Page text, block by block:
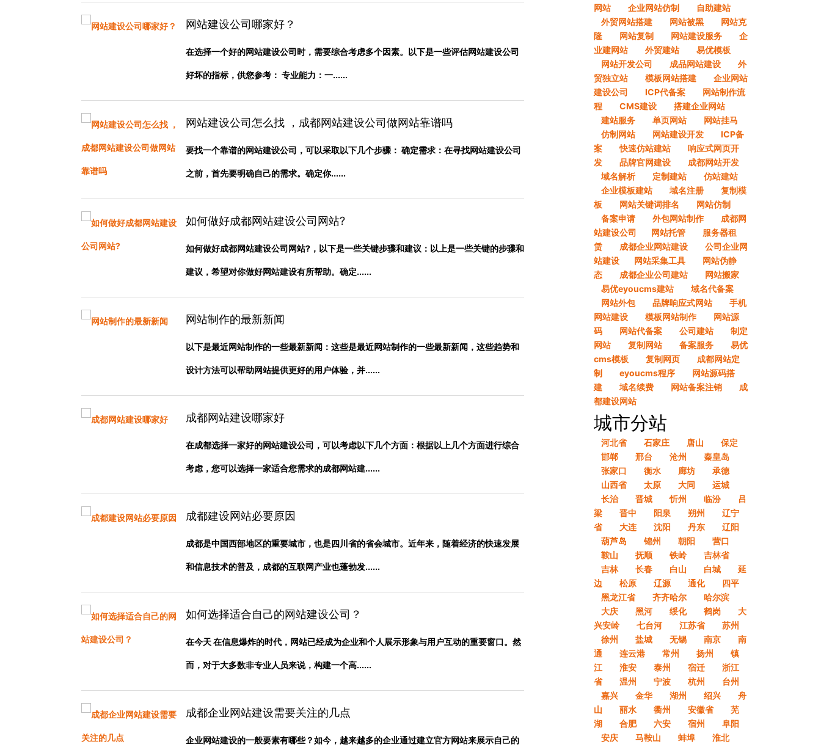
网站建设公司哪家好？
在选择一个好的网站建设公司时，需要综合考虑多个因素。以下是一些评估网站建设公司
好坏的指标，供您参考： 专业能力：一......
网站建设公司怎么找 ，成都网站建设公司做网站靠谱吗
要找一个靠谱的网站建设公司，可以采取以下几个步骤： 确定需求：在寻找网站建设公司
之前，首先要明确自己的需求。确定你......
如何做好成都网站建设公司网站?
如何做好成都网站建设公司网站?，以下是一些关键步骤和建议：以上是一些关键的步骤和
建议，希望对你做好网站建设有所帮助。确定......
网站制作的最新新闻
以下是最近网站制作的一些最新新闻：这些是最近网站制作的一些最新新闻，这些趋势和
设计方法可以帮助网站提供更好的用户体验，并......
成都网站建设哪家好
在成都选择一家好的网站建设公司，可以考虑以下几个方面：根据以上几个方面进行综合
考虑，您可以选择一家适合您需求的成都网站建......
成都建设网站必要原因
成都是中国西部地区的重要城市，也是四川省的省会城市。近年来，随着经济的快速发展
和信息技术的普及，成都的互联网产业也蓬勃发......
如何选择适合自己的网站建设公司？
在今天 在信息爆炸的时代，网站已经成为企业和个人展示形象与用户互动的重要窗口。然
而，对于大多数非专业人员来说，构建一个高......
成都企业网站建设需要关注的几点
企业网站建设的一般要素有哪些？如今，越来越多的企业通过建立官方网站来展示自己的
网站
企业网站仿制
自助建站
外贸网站搭建
网站被黑
网站克
隆
网站复制 网站建设服务
企
业建网站
外贸建站
易优模板
网站开发公司
成品网站建设
外
贸独立站
模板网站搭建
企业网站
建设公司
ICP代备案
网站制作流
程
CMS建设
搭建企业网站
建站服务
单页网站
网站挂马
仿制网站
网站建设开发
ICP备
案
快速仿站建站
响应式网页开
发
品牌官网建设
成都网站开发
域名解析
定制建站
仿站建站
企业模板建站
域名注册
复制模
板
网站关键词排名
网站仿制
备案申请
外包网站制作
成都网
站建设公司​
网站托管
服务器租
赁
成都企业网站建设
公司企业网
站建设​
网站采集工具
网站伪静
态
成都企业公司建站
网站搬家
易优eyoucms建站
域名代备案
网站外包
品牌响应式网站
手机
网站建设
模板网站制作
网站源
码
网站代备案 公司建站
制定
网站
复制网站 备案服务
易优
cms模板
复制网页
成都网站定
制
eyoucms程序
网站源码搭
建
域名续费 网站备案注销
成
都建设网站
城市分站
河北省 石家庄 唐山
保定
邯郸
邢台 沧州
秦皇岛
张家口
衡水 廊坊
承德
山西省
太原 大同
运城
长治
晋城 忻州 临汾
吕
梁
晋中 阳泉 朔州
辽宁
省
大连 沈阳 丹东
辽阳
葫芦岛
锦州 朝阳
营口
鞍山
抚顺 铁岭
吉林省
吉林
长春 白山 白城
延
边
松原 辽源 通化
四平
黑龙江省
齐齐哈尔
哈尔滨
大庆
黑河 绥化 鹤岗
大
兴安岭
七台河 江苏省
苏州
徐州
盐城 无锡 南京
南
通
连云港 常州 扬州
镇
江
淮安 泰州 宿迁
浙江
省
温州 宁波 杭州
台州
嘉兴
金华 湖州 绍兴
舟
山
丽水 衢州 安徽省
芜
湖
合肥 六安 宿州
阜阳
安庆
马鞍山 蚌埠
淮北